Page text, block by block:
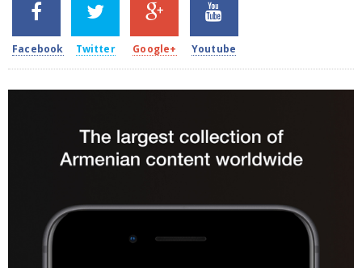
2k
SHARES
Facebook
1.5k
TWEETS
Twitter
203
SHARES
Google+
620
SHARES
Youtube